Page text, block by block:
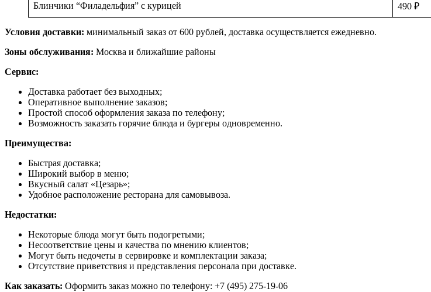
Блинчики “Филадельфия” с курицей 490 ₽
Условия доставки: минимальный заказ от 600 рублей, доставка осуществляется ежедневно.
Зоны обслуживания: Москва и ближайшие районы
Сервис:
Доставка работает без выходных;
Оперативное выполнение заказов;
Простой способ оформления заказа по телефону;
Возможность заказать горячие блюда и бургеры одновременно.
Преимущества:
Быстрая доставка;
Широкий выбор в меню;
Вкусный салат «Цезарь»;
Удобное расположение ресторана для самовывоза.
Недостатки:
Некоторые блюда могут быть подогретыми;
Несоответствие цены и качества по мнению клиентов;
Могут быть недочеты в сервировке и комплектации заказа;
Отсутствие приветствия и представления персонала при доставке.
Как заказать: Оформить заказ можно по телефону: +7 (495) 275-19-06